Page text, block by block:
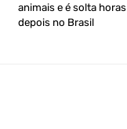
animais e é solta horas
depois no Brasil